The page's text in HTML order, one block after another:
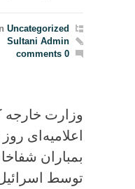
In Uncategorized
Sultani Admin
0 comments
وزارت خارجه
اعلامیه‌ای
بمباران
توسط